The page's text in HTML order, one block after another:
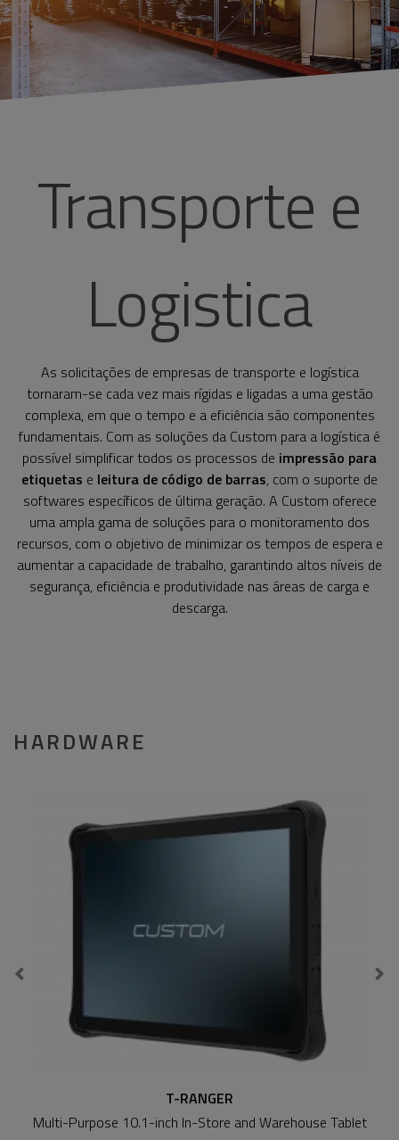
Transporte e
Logistica
As solicitações de empresas de transporte e logística
tornaram-se cada vez mais rígidas e ligadas a uma gestão
complexa, em que o tempo e a eficiência são componentes
fundamentais. Com as soluções da Custom para a logística é
possível simplificar todos os processos de impressão para
etiquetas e leitura de código de barras, com o suporte de
softwares específicos de última geração. A Custom oferece
uma ampla gama de soluções para o monitoramento dos
recursos, com o objetivo de minimizar os tempos de espera e
aumentar a capacidade de trabalho, garantindo altos níveis de
segurança, eficiência e produtividade nas áreas de carga e
descarga.
HARDWARE
T-RANGER
Multi-Purpose 10.1-inch In-Store and Warehouse Tablet